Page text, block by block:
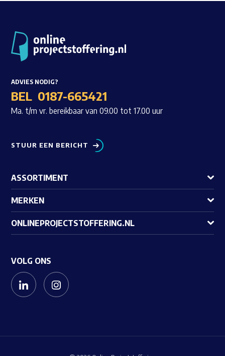
ADVIES NODIG?
BEL 0187-665421
Ma. t/m vr. bereikbaar van 09.00 tot 17.00 uur
STUUR EEN BERICHT
ASSORTIMENT
MERKEN
ONLINEPROJECTSTOFFERING.NL
VOLG ONS